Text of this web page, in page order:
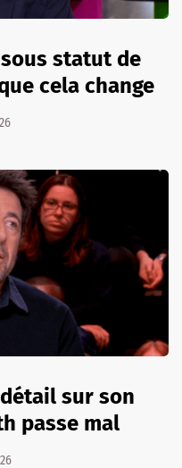
statut de
cela change
sur son
passe mal